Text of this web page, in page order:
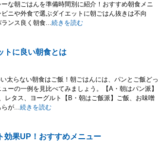
な朝ごはんを準備時間別に紹介！おすすめ朝食メニ
ニや外食で選ぶダイエットに朝ごはん抜きは不向
ンス良く朝食...続きを読む
トに良い朝食とは
太らない朝食はご飯！朝ごはんには、パンとご飯どっ
ーの一例を見比べてみましょう。【A・朝はパン派】
レタス、ヨーグルト【B・朝はご飯派】ご飯、お味噌
らが...続きを読む
効果UP！おすすめメニュー